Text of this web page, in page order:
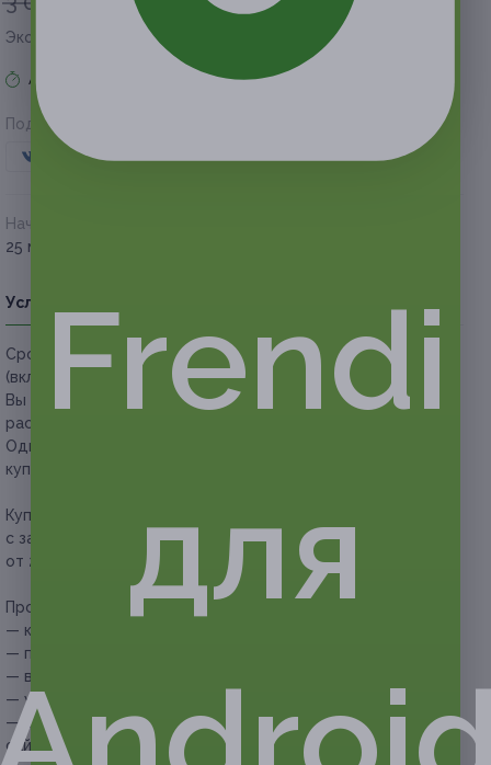
Экономия 1 530 руб.
Акция завершена
Поделиться с друзьями
Начало действия
25 марта 2021 г.
Условия
Срок действия купонов:с 25.03.2021 до 26.06.2021
(включительно).
Вы можете предъявить купон в электронном или
распечатанном виде.
Один человек может купить неограниченное количество
купонов для себя или в подарок.
Купон действует на участие в квест-театре
с завязанными глазами «Судная ночь» для команды
от 2 до 5 человек.
Прочие условия:
— купон действует в будние и выходные дни;
— продолжительность — 60-90 минут;
— возраст: с 14 лет;
— участники: команда — 2-5 человек;
— купон не действует при бронировании через сторонние
сайты;
Frendi
для